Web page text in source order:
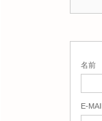
名前
E-MAIL